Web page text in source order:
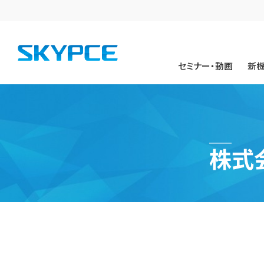
セミナー・動画 新
株式